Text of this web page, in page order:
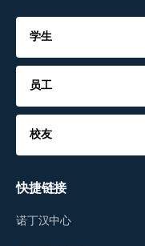
学生
员工
校友
快捷链接
诺丁汉中心